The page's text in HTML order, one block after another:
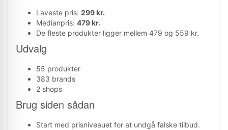
Laveste pris: 299 kr.
Medianpris: 479 kr.
De fleste produkter ligger mellem 479 og 559 kr.
Udvalg
55 produkter
383 brands
2 shops
Brug siden sådan
Start med prisniveauet for at undgå falske tilbud.